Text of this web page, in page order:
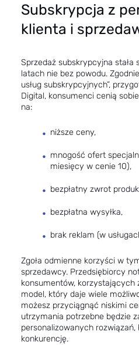
Subskrypcja z
klienta i
Sprzedaż subskrypcyjna stała
latach nie bez powodu.
usług subskrypcyjnych”,
Digital, konsumenci cenią
na:
niższe ceny,
mnogość ofert
miesięcy w cenie 10),
bezpłatny zwrot
bezpłatna wysyłka,
brak reklam (w
Zgoła odmienne korzyści w
sprzedawcy. Przedsiębiorcy
konsumentów, korzystających
model, który daje wiele
możesz przyciągnąć niskimi
utrzymania potrzebne będzie
personalizowanych
konkurencję.